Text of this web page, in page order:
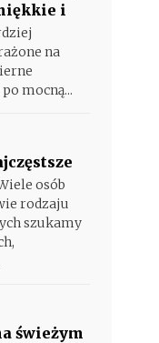
i
na
mocną...
osób
rodzaju
szukamy
świeżym